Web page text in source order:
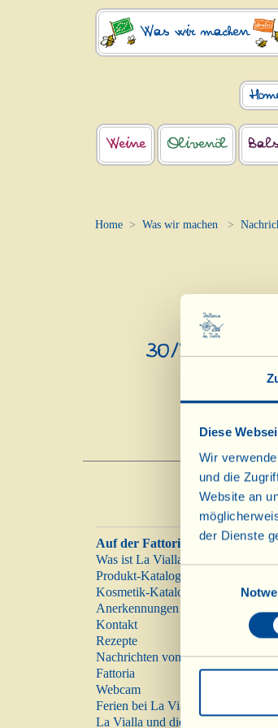
Diese
Wir
und die
Website an
der Dienste
Was wir machen
Weine Olivenöl
Home Was wir machen
30/5/2025
Auf der Fattoria
Was ist La Vialla
Produkt-Katalog
Kosmetik-Katalog
Anerkennungen
Kontakt
Rezepte
Nachrichten von der
Fattoria
Webcam
Ferien bei La Vialla
La Vialla und die Natur